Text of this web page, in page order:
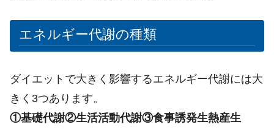
エネルギー代謝の種類
ダイエットで大きく影響するエネルギー代謝には大
きく3つあります。
①基礎代謝②生活活動代謝③食事誘発生熱産生